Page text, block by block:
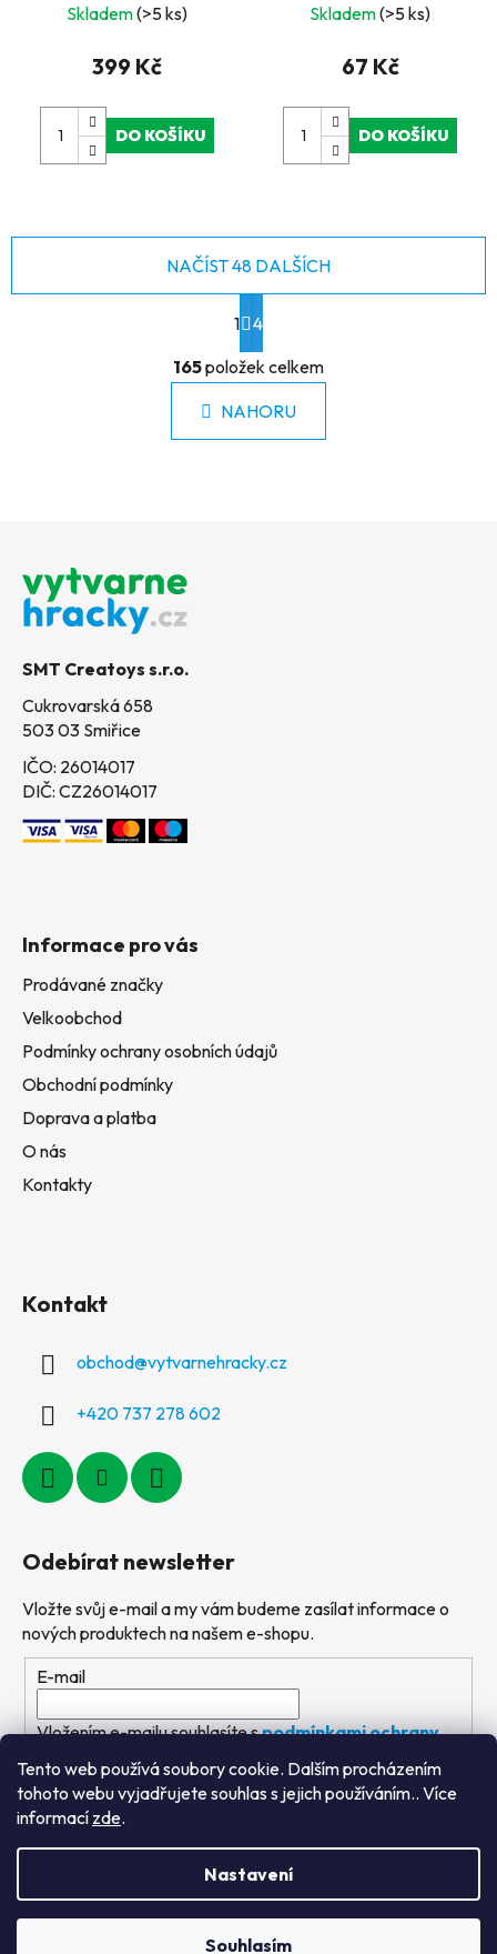
Tento web používá soubory cookie. Dalším procházením
tohoto webu vyjadřujete souhlas s jejich používáním.. Více
informací zde.
Nastavení
Souhlasím
Skladem(>5 ks)
399 Kč
DO KOŠÍKU
Skladem(>5 ks)
67 Kč
DO KOŠÍKU
O
v
á
d
NAČÍST 48 DALŠÍCH
S
t
r
á
n
k
1 4
165položek celkem
NAHORU
SMT Creatoys s.r.o.
Cukrovarská 658
503 03 Smiřice
IČO: 26014017
DIČ: CZ26014017
Informace pro vás
Prodávané značky
Velkoobchod
Podmínky ochrany osobních údajů
Obchodní podmínky
Doprava a platba
O nás
Kontakty
Kontakt
obchod@vytvarnehracky.cz
+420 737 278 602
Odebírat newsletter
Vložte svůj e-mail a my vám budeme zasílat informace o
nových produktech na našem e-shopu.
E-mail
Vložením e-mailu souhlasíte spodmínkami ochrany
osobních údajů
PŘIHLÁSIT SE